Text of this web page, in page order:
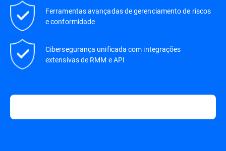
Ferramentas avançadas de gerenciamento de riscos
e conformidade
Cibersegurança unificada com integrações
extensivas de RMM e API